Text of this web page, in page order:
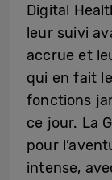
Digital
leur suivi
accrue et
qui en fait
fonctions
ce jour. La
pour
intense,